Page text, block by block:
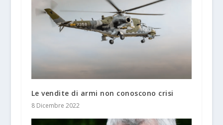
Le vendite di armi non conoscono crisi
8 Dicembre 2022